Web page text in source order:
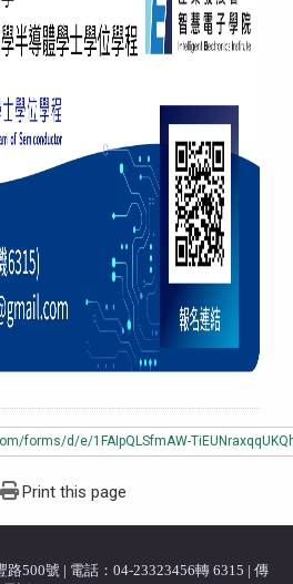
forms/d/e/1FAIpQLSfmAW-
Print this page
路500號| 電話：04-23323456轉 6315 | 傳